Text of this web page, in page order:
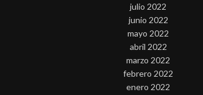
julio 2022
junio 2022
mayo 2022
abril 2022
marzo 2022
febrero 2022
enero 2022